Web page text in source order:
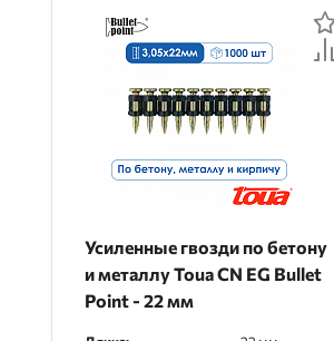
Усиленные гвозди по бетону
и металлу Toua CN EG Bullet
Point - 22 мм